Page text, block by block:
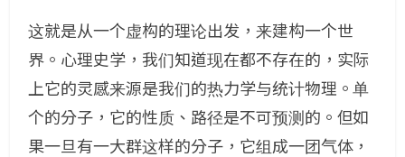
这就是从一个虚构的理论出发，来建构一个世
界。心理史学，我们知道现在都不存在的，实际
上它的灵感来源是我们的热力学与统计物理。单
个的分子，它的性质、路径是不可预测的。但如
果一旦有一大群这样的分子，它组成一团气体，